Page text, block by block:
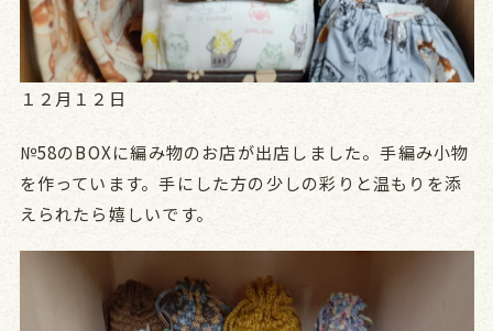
１２月１２日
№58のBOXに編み物のお店が出店しました。手編み小物
を作っています。手にした方の少しの彩りと温もりを添
えられたら嬉しいです。